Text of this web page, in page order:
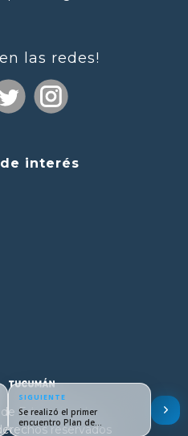
las redes!
interés
Educación de
reservados
SIGUIENTE
Se realizó el primer
encuentro Plan de…